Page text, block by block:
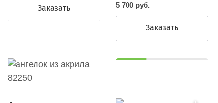
Заказать 5 700 руб.
Заказать